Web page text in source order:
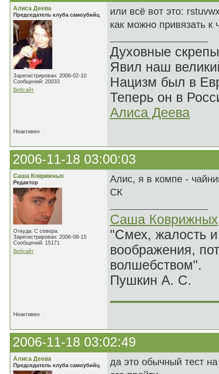
Алиса Деева
Председатель клуба самоубийц
Зарегистрирован: 2006-02-10
Сообщений: 20033
Вебсайт
или всё вот это:
как можно привязать к
Духовные
Явил наш
Нацизм был в
Теперь он в
Алиса Деева
Неактивен
2006-11-18 03:00:03
Саша Коврижных
Редактор
Откуда: С севера.
Зарегистрирован: 2006-08-15
Сообщений: 15171
Вебсайт
Алис, я в компе -
СК
Саша Коврижных
"Смех, жалость
воображения,
волшебством".
Пушкин А. С.
Неактивен
2006-11-18 03:02:49
Алиса Деева
Председатель клуба самоубийц
да это обычный тест